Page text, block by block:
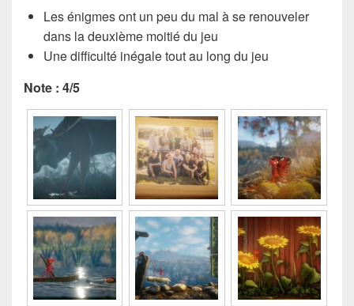
Les énigmes ont un peu du mal à se renouveler
dans la deuxième moitié du jeu
Une difficulté inégale tout au long du jeu
Note : 4/5